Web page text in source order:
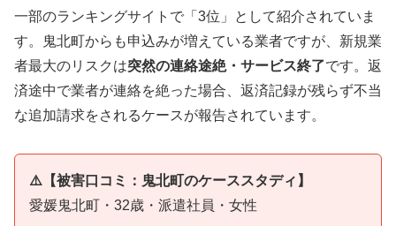
一部のランキングサイトで「3位」として紹介されていま
す。鬼北町からも申込みが増えている業者ですが、新規業
者最大のリスクは突然の連絡途絶・サービス終了です。返
済途中で業者が連絡を絶った場合、返済記録が残らず不当
な追加請求をされるケースが報告されています。
⚠️【被害口コミ：鬼北町のケーススタディ】
愛媛鬼北町・32歳・派遣社員・女性